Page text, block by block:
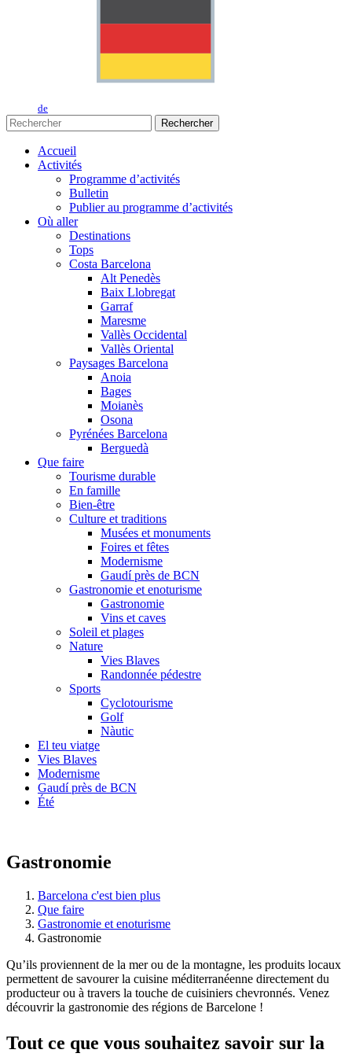
de
Rechercher
Accueil
Activités
Programme d’activités
Bulletin
Publier au programme d’activités
Où aller
Destinations
Tops
Costa Barcelona
Alt Penedès
Baix Llobregat
Garraf
Maresme
Vallès Occidental
Vallès Oriental
Paysages Barcelona
Anoia
Bages
Moianès
Osona
Pyrénées Barcelona
Berguedà
Que faire
Tourisme durable
En famille
Bien-être
Culture et traditions
Musées et monuments
Foires et fêtes
Modernisme
Gaudí près de BCN
Gastronomie et enoturisme
Gastronomie
Vins et caves
Soleil et plages
Nature
Vies Blaves
Randonnée pédestre
Sports
Cyclotourisme
Golf
Nàutic
El teu viatge
Vies Blaves
Modernisme
Gaudí près de BCN
Été
Gastronomie
Barcelona c'est bien plus
Que faire
Gastronomie et enoturisme
Gastronomie
Qu’ils proviennent de la mer ou de la montagne, les produits locaux
permettent de savourer la cuisine méditerranéenne directement du
producteur ou à travers la touche de cuisiniers chevronnés. Venez
découvrir la gastronomie des régions de Barcelone !
Tout ce que vous souhaitez savoir sur la